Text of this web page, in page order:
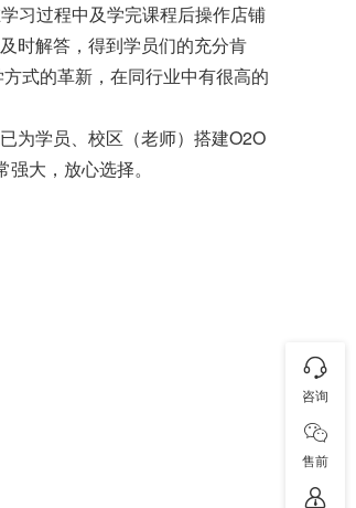
习过程中及学完课程后操作店铺
时解答，得到学员们的充分肯
式的革新，在同行业中有很高的
为学员、校区（老师）搭建O2O
大，放心选择。
咨询
售前